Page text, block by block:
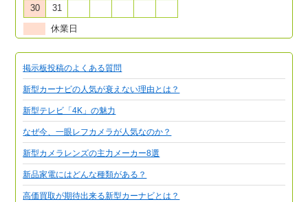
30
31
休業日
掲示板投稿のよくある質問
新型カーナビの人気が衰えない理由とは？
新型テレビ「4K」の魅力
なぜ今、一眼レフカメラが人気なのか？
新型カメラレンズの主力メーカー8選
新品家電にはどんな種類がある？
高価買取が期待出来る新型カーナビとは？